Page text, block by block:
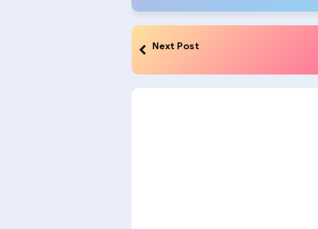
Next Post